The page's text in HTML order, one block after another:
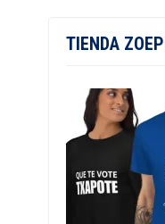
TIENDA